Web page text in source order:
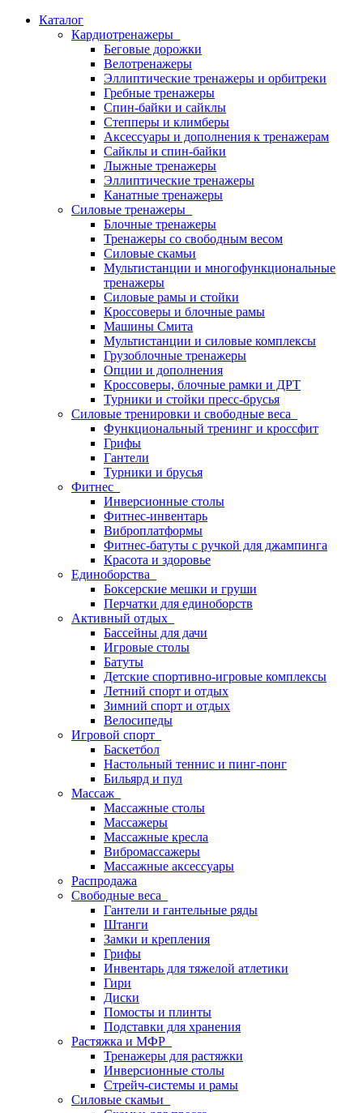
Каталог
Кардиотренажеры
Беговые дорожки
Велотренажеры
Эллиптические тренажеры и орбитреки
Гребные тренажеры
Спин-байки и сайклы
Степперы и климберы
Аксессуары и дополнения к тренажерам
Сайклы и спин-байки
Лыжные тренажеры
Эллиптические тренажеры
Канатные тренажеры
Силовые тренажеры
Блочные тренажеры
Тренажеры со свободным весом
Силовые скамьи
Мультистанции и многофункциональные
тренажеры
Силовые рамы и стойки
Кроссоверы и блочные рамы
Машины Смита
Мультистанции и силовые комплексы
Грузоблочные тренажеры
Опции и дополнения
Кроссоверы, блочные рамки и ДРТ
Турники и стойки пресс-брусья
Силовые тренировки и свободные веса
Функциональный тренинг и кроссфит
Грифы
Гантели
Турники и брусья
Фитнес
Инверсионные столы
Фитнес-инвентарь
Виброплатформы
Фитнес-батуты с ручкой для джампинга
Красота и здоровье
Единоборства
Боксерские мешки и груши
Перчатки для единоборств
Активный отдых
Бассейны для дачи
Игровые столы
Батуты
Детские спортивно-игровые комплексы
Летний спорт и отдых
Зимний спорт и отдых
Велосипеды
Игровой спорт
Баскетбол
Настольный теннис и пинг-понг
Бильярд и пул
Массаж
Массажные столы
Массажеры
Массажные кресла
Вибромассажеры
Массажные аксессуары
Распродажа
Свободные веса
Гантели и гантельные ряды
Штанги
Замки и крепления
Грифы
Инвентарь для тяжелой атлетики
Гири
Диски
Помосты и плинты
Подставки для хранения
Растяжка и МФР
Тренажеры для растяжки
Инверсионные столы
Стрейч-системы и рамы
Силовые скамьи